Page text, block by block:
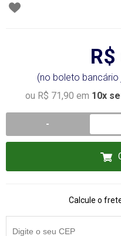
R$
(no boleto
ou R$ 71,90 em 10x
-
Calcule o